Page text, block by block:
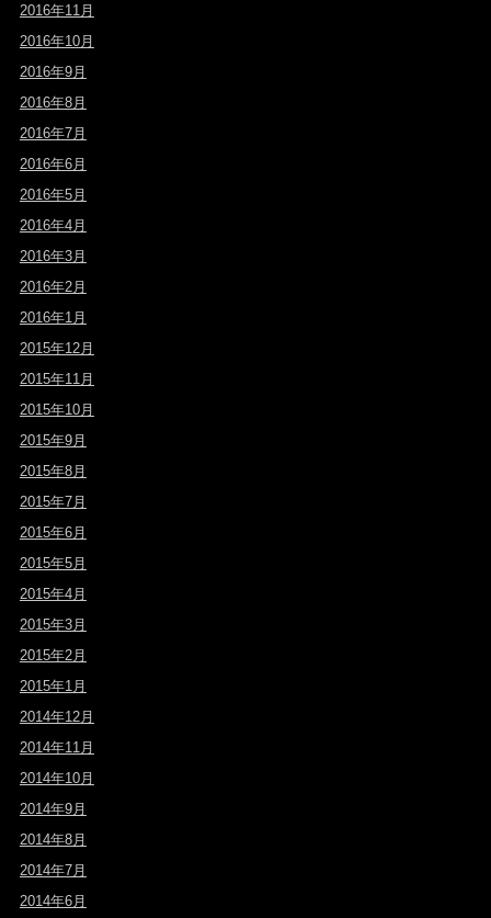
2016年11月
2016年10月
2016年9月
2016年8月
2016年7月
2016年6月
2016年5月
2016年4月
2016年3月
2016年2月
2016年1月
2015年12月
2015年11月
2015年10月
2015年9月
2015年8月
2015年7月
2015年6月
2015年5月
2015年4月
2015年3月
2015年2月
2015年1月
2014年12月
2014年11月
2014年10月
2014年9月
2014年8月
2014年7月
2014年6月